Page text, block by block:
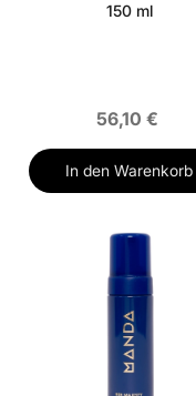
150 ml
56,10 €
In den Warenkorb